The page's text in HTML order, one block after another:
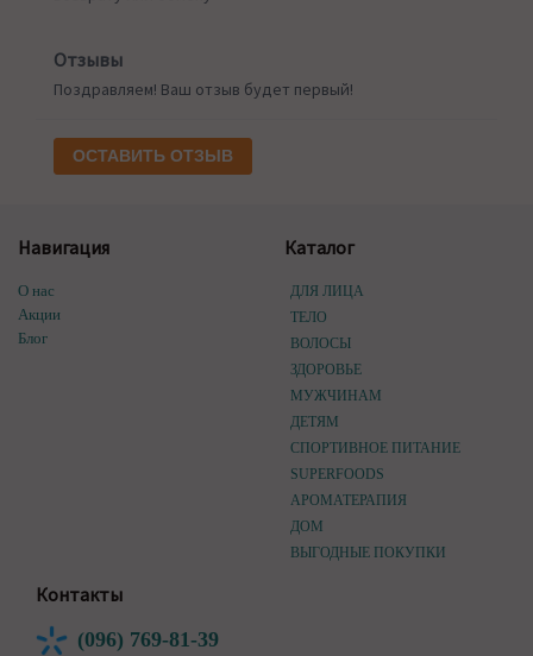
Отзывы
Поздравляем! Ваш отзыв будет первый!
ОСТАВИТЬ ОТЗЫВ
Навигация
О нас
Акции
Блог
Каталог
ДЛЯ ЛИЦА
ТЕЛО
ВОЛОСЫ
ЗДОРОВЬЕ
МУЖЧИНАМ
ДЕТЯМ
СПОРТИВНОЕ ПИТАНИЕ
SUPERFOODS
АРОМАТЕРАПИЯ
ДОМ
ВЫГОДНЫЕ ПОКУПКИ
Контакты
(096) 769-81-39